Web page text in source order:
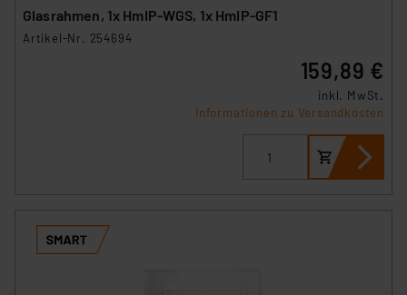
Glasrahmen, 1x HmIP-WGS, 1x HmIP-GF1
Artikel-Nr. 254694
159,89 €
inkl. MwSt.
Informationen zu Versandkosten